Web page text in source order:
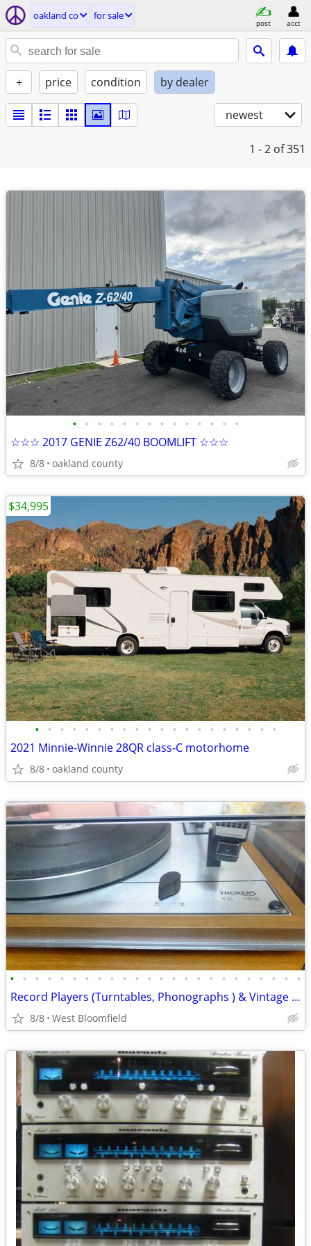
oakland co for sale
post acct
+ price condition by dealer
newest
1 - 2 of 351
• • • • • • • • • • • • • •
☆☆☆ 2017 GENIE Z62/40 BOOMLIFT ☆☆☆
8/8 oakland county
• • • • • • • • • • • • • • • • • • • •
2021 Minnie-Winnie 28QR class-C motorhome
8/8 oakland county
$34,995
• • • • • • • • • • • • • • • • • • • • • • • •
Record Players (Turntables, Phonographs ) & Vintage Stereo -Ecotopia)
8/8 West Bloomfield